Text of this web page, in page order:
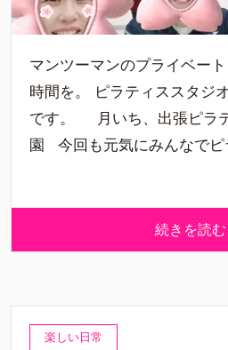
マンツーマンのプライベー
時間を。 ピラティススタジ
です。 月いち、出張ピラ
園 今回も元気にみんなで
続きを読
楽しい日常